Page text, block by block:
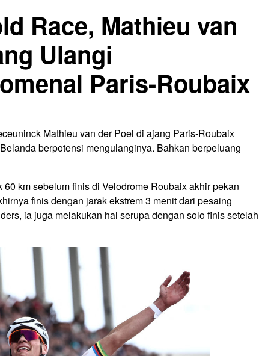
Race, Mathieu van
Ulangi
Paris-Roubaix
Mathieu van der Poel di ajang Paris-Roubaix
berpotensi mengulanginya. Bahkan berpeluang
km sebelum finis di Velodrome Roubaix akhir pekan
finis dengan jarak ekstrem 3 menit dari pesaing
ia juga melakukan hal serupa dengan solo finis setelah